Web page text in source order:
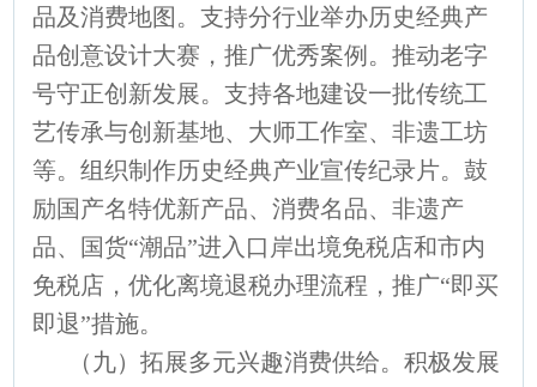
品及消费地图。支持分行业举办历史经典产
品创意设计大赛，推广优秀案例。推动老字
号守正创新发展。支持各地建设一批传统工
艺传承与创新基地、大师工作室、非遗工坊
等。组织制作历史经典产业宣传纪录片。鼓
励国产名特优新产品、消费名品、非遗产
品、国货“潮品”进入口岸出境免税店和市内
免税店，优化离境退税办理流程，推广“即买
即退”措施。
（九）拓展多元兴趣消费供给。积极发展